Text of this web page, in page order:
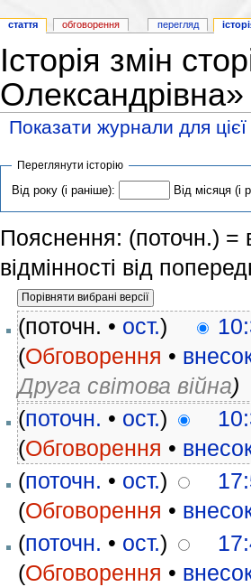
Історія змін
Олександрівна»
Показати журнали для цієї
Переглянути історію
Від року (і раніше): Від місяця (і
Пояснення: (поточн.) =
відмінності від
(поточн. • ост.)
(Обговорення •
Друга світова війна)
(поточн. • ост.)
(Обговорення •
(поточн. • ост.)
(Обговорення •
(поточн. • ост.)
(Обговорення •
стаття обговорення перегляд